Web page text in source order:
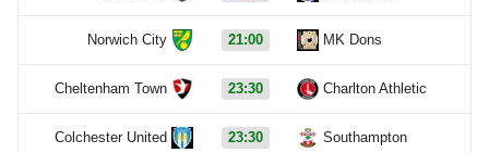
Norwich City 21:00 MK Dons
Cheltenham Town 23:30 Charlton Athletic
Colchester United 23:30 Southampton